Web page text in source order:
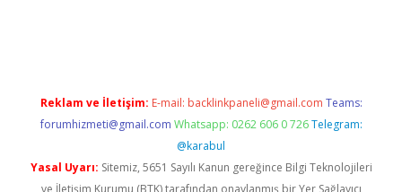
Reklam ve İletişim: E-mail: backlinkpaneli@gmail.com Teams:
forumhizmeti@gmail.com Whatsapp: 0262 606 0 726 Telegram:
@karabul
Yasal Uyarı: Sitemiz, 5651 Sayılı Kanun gereğince Bilgi Teknolojileri
ve İletişim Kurumu (BTK) tarafından onaylanmış bir Yer Sağlayıcı